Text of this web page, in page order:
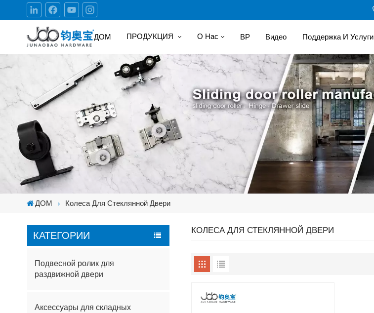
ДОМ ПРОДУКЦИЯ О Нас ВР Видео Поддержка И Услуги
ДОМ Колеса Для Стеклянной Двери
КАТЕГОРИИ
Подвесной ролик для
раздвижной двери
Аксессуары для складных
КОЛЕСА ДЛЯ СТЕКЛЯННОЙ ДВЕРИ